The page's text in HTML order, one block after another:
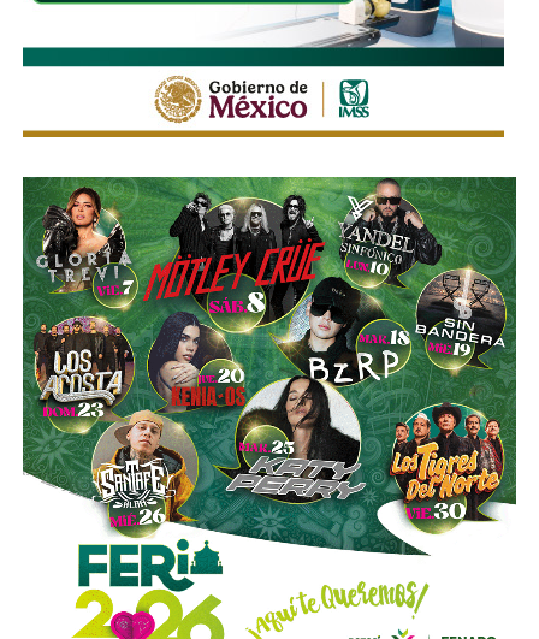
Respecto a la llegada de nuevas plataformas digitales al
estado, Martínez Acosta consideró que la
competencia representa una oportunidad para
mejorar la calidad del servicio de transporte.
“Hoy el gremio del taxismo entiende que la competencia
es buena. Ellos estarán tratando de mejorar y brindar un
mejor servicio, mientras que la ciudadanía podrá elegir la
opción que considere más conveniente”, comentó.
La titular de la SCT reiteró que, mientras Uber no complete
el procedimiento administrativo y cumpla con las
obligaciones previstas en la ley, la plataforma no podrá
prestar el servicio de transporte en San Luis Potosí.
También lee:Ya es oficial: MiTaxi será la plataforma oficial
de transporte de la Fenapo 2026